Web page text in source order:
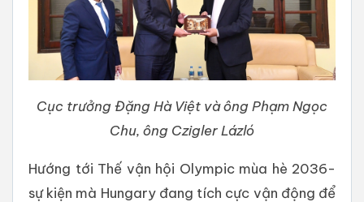
Cục trưởng Đặng Hà Việt và ông Phạm Ngọc
Chu, ông Czigler Lázló
Hướng tới Thế vận hội Olympic mùa hè 2036-
sự kiện mà Hungary đang tích cực vận động để